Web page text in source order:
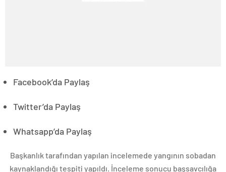
Facebook’da Paylaş
Twitter’da Paylaş
Whatsapp’da Paylaş
Başkanlık tarafından yapılan incelemede yangının sobadan
kaynaklandığı tespiti yapıldı. İnceleme sonucu başsavcılığa